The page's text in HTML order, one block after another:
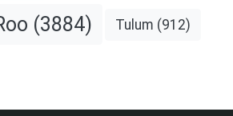
(3884) Tulum (912)